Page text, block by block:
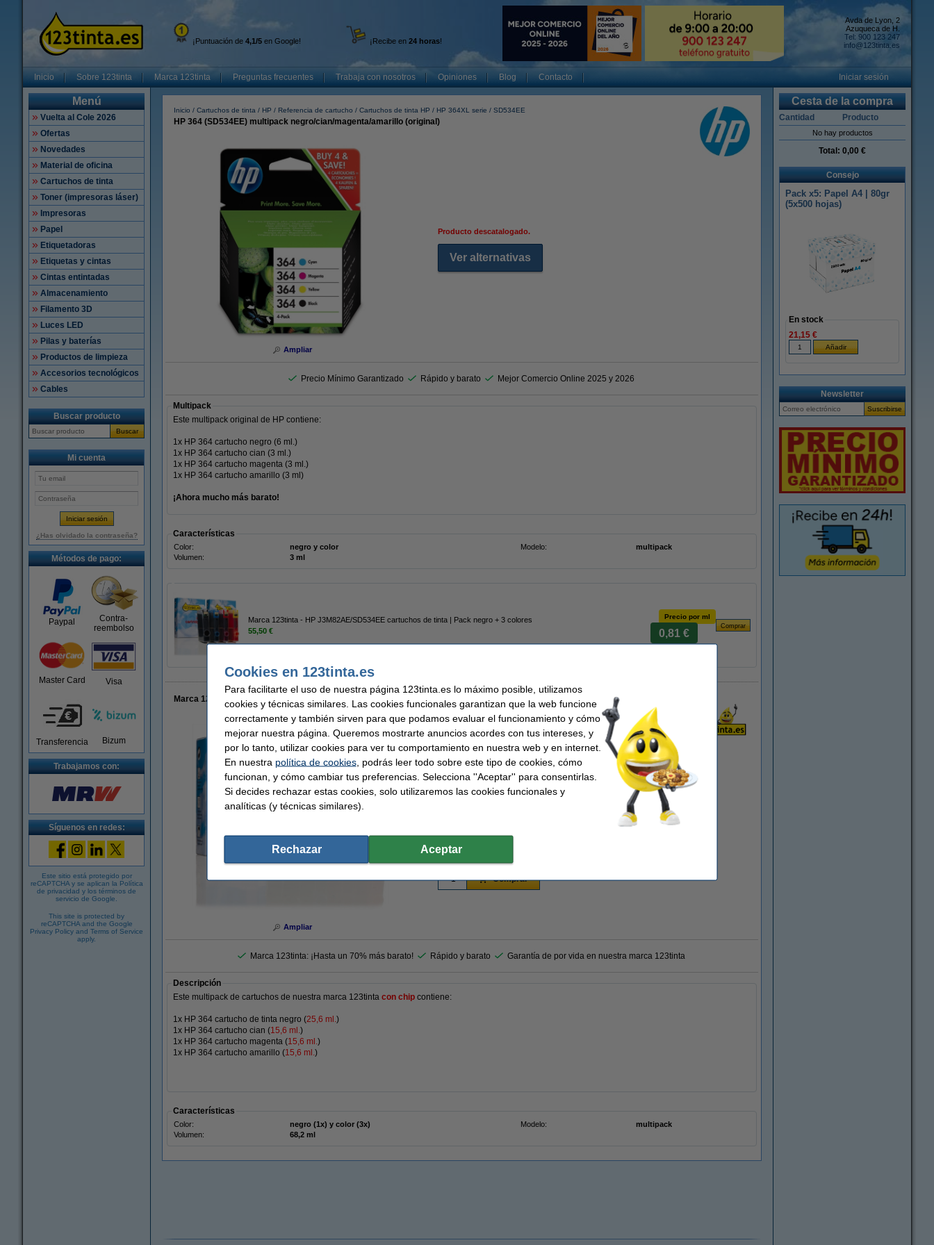
¡Puntuación de 4,1/5 en Google! ¡Recibe en 24 horas!
Avda de Lyon, 2
Azuqueca de H.
Tel: 900 123 247
info@123tinta.es
Inicio Sobre 123tinta Marca 123tinta Preguntas frecuentes Trabaja con nosotros Opiniones Blog Contacto Iniciar sesión
Menú
Vuelta al Cole 2026
Ofertas
Novedades
Material de oficina
Cartuchos de tinta
Toner (impresoras láser)
Impresoras
Papel
Etiquetadoras
Etiquetas y cintas
Cintas entintadas
Almacenamiento
Filamento 3D
Luces LED
Pilas y baterías
Productos de limpieza
Accesorios tecnológicos
Cables
Buscar producto
Buscar
Mi cuenta
¿Has olvidado la contraseña?
Métodos de pago:
Paypal
Contra-
reembolso
Master Card Visa
Transferencia Bizum
Trabajamos con:
Síguenos en redes:
Este sitio está protegido por
reCAPTCHA y se aplican la Política
de privacidad y los términos de
servicio de Google
This site is protected by
reCAPTCHA and the Google
Privacy Policy and Terms of Service
apply.
Inicio Cartuchos de tinta HP Referencia de cartucho Cartuchos de tinta HP HP 364XL serie SD534EE
HP 364 (SD534EE) multipack negro/cian/magenta/amarillo (original)
Ampliar
Producto descatalogado.
Ver alternativas
Precio Mínimo Garantizado Rápido y barato Mejor Comercio Online 2025 y 2026
Multipack
Este multipack original de HP contiene:
1x HP 364 cartucho negro (6 ml.)
1x HP 364 cartucho cian (3 ml.)
1x HP 364 cartucho magenta (3 ml.)
1x HP 364 cartucho amarillo (3 ml)
¡Ahora mucho más barato!
Características
Color: negro y color Modelo:
multipack
Volumen:
3 ml
Marca 123tinta - HP J3M82AE/SD534EE cartuchos de tinta | Pack negro + 3 colores
55,50 €
Precio por ml
0,81 €
Marca 123tinta - HP J3M82AE/SD534EE cartuchos de tinta | Pack negro + 3 colores
Ampliar
55,50 €
45,87 € Excl. 21% IVA
Precio por ml
0,81 €
¡Recíbelo en 24 horas!
Comprar
Marca 123tinta: ¡Hasta un 70% más barato! Rápido y barato Garantía de por vida en nuestra marca 123tinta
Descripción
Este multipack de cartuchos de nuestra marca 123tinta con chip contiene:
1x HP 364 cartucho de tinta negro (25,6 ml.)
1x HP 364 cartucho cian (15,6 ml.)
1x HP 364 cartucho magenta (15,6 ml.)
1x HP 364 cartucho amarillo (15,6 ml.)
Características
Color: negro (1x) y color (3x) Modelo:
multipack
Volumen:
68,2 ml
Cesta de la compra
Cantidad Producto
No hay productos
Total: 0,00 €
Consejo
Pack x5: Papel A4 | 80gr
(5x500 hojas)
En stock
21,15 €
Newsletter
Cookies en 123tinta.es
Para facilitarte el uso de nuestra página 123tinta.es lo máximo posible, utilizamos
cookies y técnicas similares. Las cookies funcionales garantizan que la web funcione
correctamente y también sirven para que podamos evaluar el funcionamiento y cómo
mejorar nuestra página. Queremos mostrarte anuncios acordes con tus intereses, y
por lo tanto, utilizar cookies para ver tu comportamiento en nuestra web y en internet.
En nuestra política de cookies, podrás leer todo sobre este tipo de cookies, cómo
funcionan, y cómo cambiar tus preferencias. Selecciona ''Aceptar'' para consentirlas.
Si decides rechazar estas cookies, solo utilizaremos las cookies funcionales y
analíticas (y técnicas similares).
Rechazar Aceptar